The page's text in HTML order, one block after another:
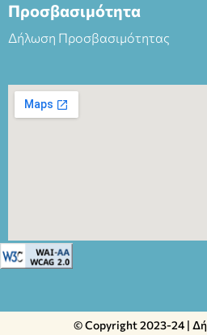
Προσβασιμότητα
Δήλωση Προσβασιμότητας
© Copyright 2023-24 |